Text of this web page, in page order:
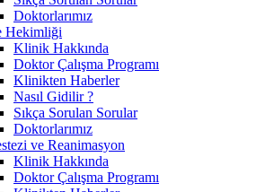
Doktorlarımız
Hekimliği
Klinik Hakkında
Doktor Çalışma Programı
Klinikten Haberler
Nasıl Gidilir ?
Sıkça Sorulan Sorular
Doktorlarımız
ve Reanimasyon
Klinik Hakkında
Doktor Çalışma Programı